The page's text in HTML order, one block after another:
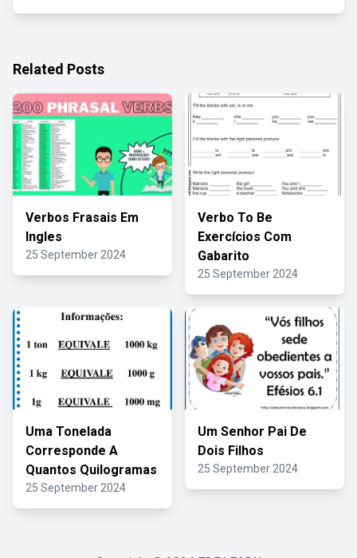
Related Posts
Verbos Frasais Em
Ingles
25 September 2024
Verbo To Be
Exercícios Com
Gabarito
25 September 2024
Uma Tonelada
Corresponde A
Quantos Quilogramas
25 September 2024
Um Senhor Pai De
Dois Filhos
25 September 2024